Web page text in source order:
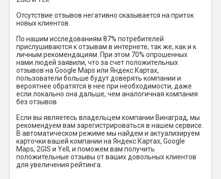
Отсутствие отзывов негативно сказывается на приток
новых клиентов.
По нашим исследованиям 87% потребителей
прислушиваются к отзывам в интернете, так же, как и к
личным рекомендациям. При этом 70% опрошенных
нами людей заявили, что за счет положительных
отзывов на Google Maps или Яндекс.Картах,
пользователи больше будут доверять компании и
вероятнее обратятся в нее при необходимости, даже
если локально она дальше, чем аналогичная компания
без отзывов.
Если вы являетесь владельцем компании Винаград, мы
рекомендуем вам зарегистрироваться в нашем сервисе.
В автоматическом режиме мы найдем и актуализируем
карточки вашей компании на Яндекс Картах, Google
Maps, 2GIS и Yell, и поможем вам получить
положительные отзывы от ваших довольных клиентов
для увеличения рейтинга.